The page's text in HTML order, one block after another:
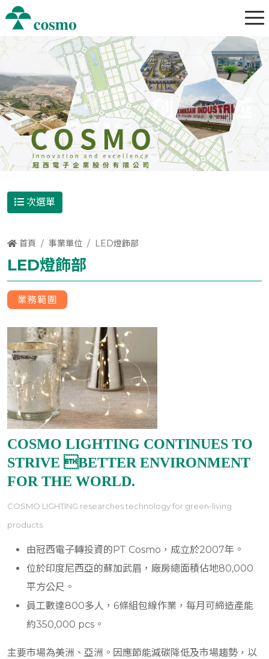
次選單
首頁 事業單位 LED燈飾部
LED燈飾部
業務範圍
COSMO LIGHTING CONTINUES TO
STRIVE BETTER ENVIRONMENT
FOR THE WORLD.
COSMO LIGHTING researches technology for green-living
products.
由冠西電子轉投資的PT Cosmo，成立於2007年。
位於印度尼西亞的蘇加武眉，廠房總面積佔地80,000
平方公尺。
員工數達800多人，6條組包線作業，每月可締造產能
約350,000 pcs。
主要市場為美洲、亞洲。因應節能減碳降低及市場趨勢，以